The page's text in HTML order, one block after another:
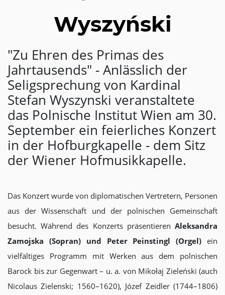
Wyszyński
"Zu Ehren des Primas des
Jahrtausends" - Anlässlich der
Seligsprechung von Kardinal
Stefan Wyszynski veranstaltete
das Polnische Institut Wien am 30.
September ein feierliches Konzert
in der Hofburgkapelle - dem Sitz
der Wiener Hofmusikkapelle.
Das Konzert wurde von diplomatischen Vertretern, Personen
aus der Wissenschaft und der polnischen Gemeinschaft
besucht. Während des Konzerts präsentieren Aleksandra
Zamojska (Sopran) und Peter Peinstingl (Orgel) ein
vielfältiges Programm mit Werken aus dem polnischen
Barock bis zur Gegenwart – u. a. von Mikołaj Zieleński (auch
Nicolaus Zielenski; 1560–1620), Józef Zeidler (1744–1806)